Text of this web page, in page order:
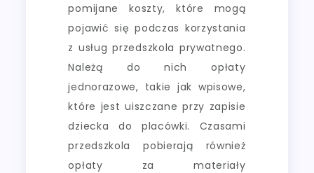
pomijane koszty, które mogą
pojawić się podczas korzystania
z usług przedszkola prywatnego.
Należą do nich opłaty
jednorazowe, takie jak wpisowe,
które jest uiszczane przy zapisie
dziecka do placówki. Czasami
przedszkola pobierają również
opłaty za materiały